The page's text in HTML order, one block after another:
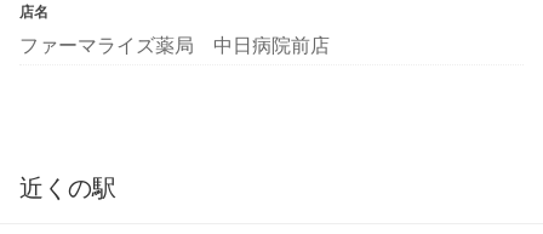
店名
ファーマライズ薬局 中日病院前店
近くの駅